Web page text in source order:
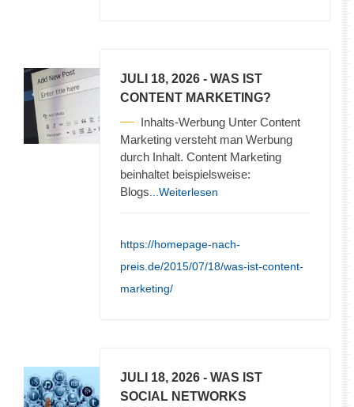
JULI 18, 2026 - WAS IST
CONTENT MARKETING?
Inhalts-Werbung Unter Content
Marketing versteht man Werbung
durch Inhalt. Content Marketing
beinhaltet beispielsweise:
Blogs ...Weiterlesen
https://homepage-nach-
preis.de/2015/07/18/was-ist-content-
marketing/
JULI 18, 2026 - WAS IST
SOCIAL NETWORKS